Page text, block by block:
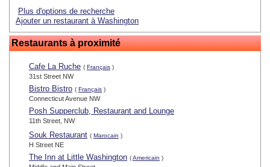
Plus d'options de recherche
Ajouter un restaurant à Washington
Restaurants à proximité
Cafe La Ruche ( Français )
31st Street NW
Bistro Bistro ( Français )
Connecticut Avenue NW
Posh Supperclub, Restaurant and Lounge
11th Street, NW
Souk Restaurant ( Marocain )
H Street NE
The Inn at Little Washington (Americain )